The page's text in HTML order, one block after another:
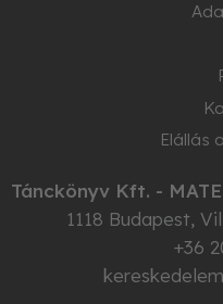
Elállás
Tánckönyv Kft. -
1118 Budapest,
+36